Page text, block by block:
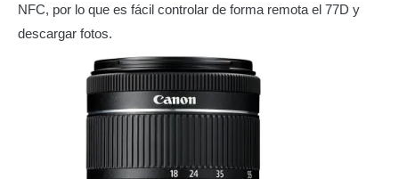
NFC, por lo que es fácil controlar de forma remota el 77D y
descargar fotos.